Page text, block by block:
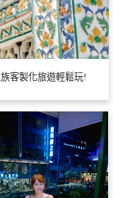
客製化旅遊輕鬆玩!